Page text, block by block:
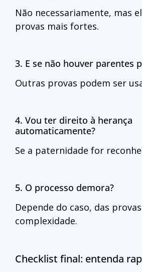
Não necessariamente, mas
provas mais fortes.
3. E se não houver parentes
Outras provas podem ser
4. Vou ter direito à herança
automaticamente?
Se a paternidade for
5. O processo demora?
Depende do caso, das
complexidade.
Checklist final: entenda